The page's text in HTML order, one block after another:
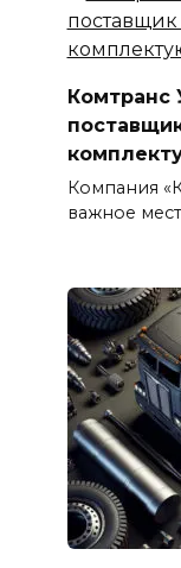
Комтранс
Компания
важное